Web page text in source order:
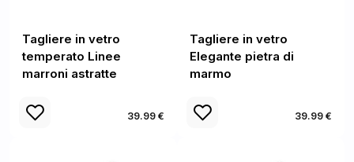
Tagliere in vetro
temperato Linee
marroni astratte
39.99 €
Tagliere in vetro
Elegante pietra di
marmo
39.99 €